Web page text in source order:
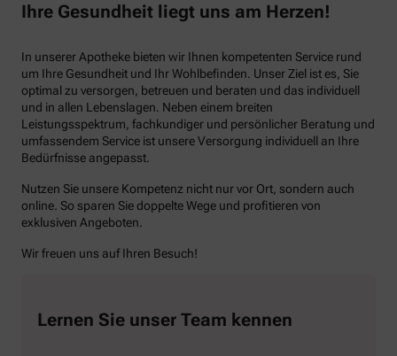
Ihre Gesundheit liegt uns am Herzen!
In unserer Apotheke bieten wir Ihnen kompetenten Service rund
um Ihre Gesundheit und Ihr Wohlbefinden. Unser Ziel ist es, Sie
optimal zu versorgen, betreuen und beraten und das individuell
und in allen Lebenslagen. Neben einem breiten
Leistungsspektrum, fachkundiger und persönlicher Beratung und
umfassendem Service ist unsere Versorgung individuell an Ihre
Bedürfnisse angepasst.
Nutzen Sie unsere Kompetenz nicht nur vor Ort, sondern auch
online. So sparen Sie doppelte Wege und profitieren von
exklusiven Angeboten.
Wir freuen uns auf Ihren Besuch!
Lernen Sie unser Team kennen